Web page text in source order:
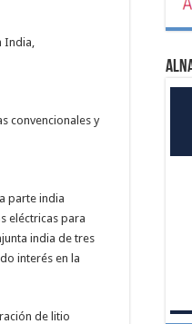
convencionales y
parte india
eléctricas para
india de tres
interés en la
de litio